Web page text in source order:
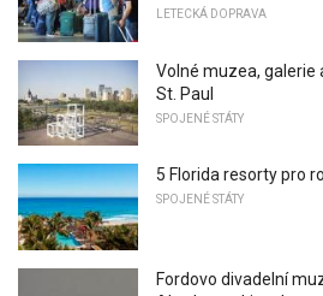
LETECKÁ DOPRAVA
Volné muzea, galerie
St. Paul
SPOJENÉ STÁTY
5 Florida resorty pro
SPOJENÉ STÁTY
Fordovo divadelní